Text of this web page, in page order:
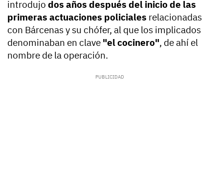
introdujo dos años después del inicio de las
primeras actuaciones policiales relacionadas
con Bárcenas y su chófer, al que los implicados
denominaban en clave "el cocinero", de ahí el
nombre de la operación.